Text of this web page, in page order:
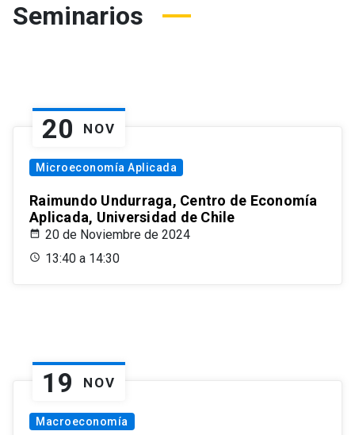
Seminarios
20 NOV
Microeconomía Aplicada
Raimundo Undurraga, Centro de Economía
Aplicada, Universidad de Chile
20 de Noviembre de 2024
13:40 a 14:30
19 NOV
Macroeconomía